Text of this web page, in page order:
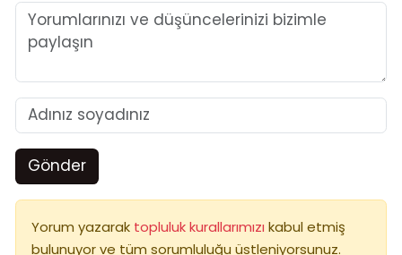
Gönder
Yorum yazarak topluluk kurallarımızı kabul etmiş
bulunuyor ve tüm sorumluluğu üstleniyorsunuz.